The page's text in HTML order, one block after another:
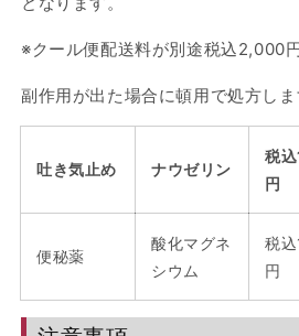
※クール便配送料が別途税込2,000
副作用が出た場合に頓用で処方しま
吐き気止め ナウゼリン
税
円
便秘薬
酸化マグネ
シウム
税
円